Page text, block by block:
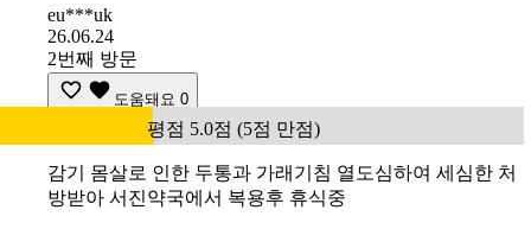
eu***uk
26.06.24
2번째 방문
도움돼요 0
평점 5.0점 (5점 만점)
감기 몸살로 인한 두통과 가래기침 열도심하여 세심한 처
방받아 서진약국에서 복용후 휴식중